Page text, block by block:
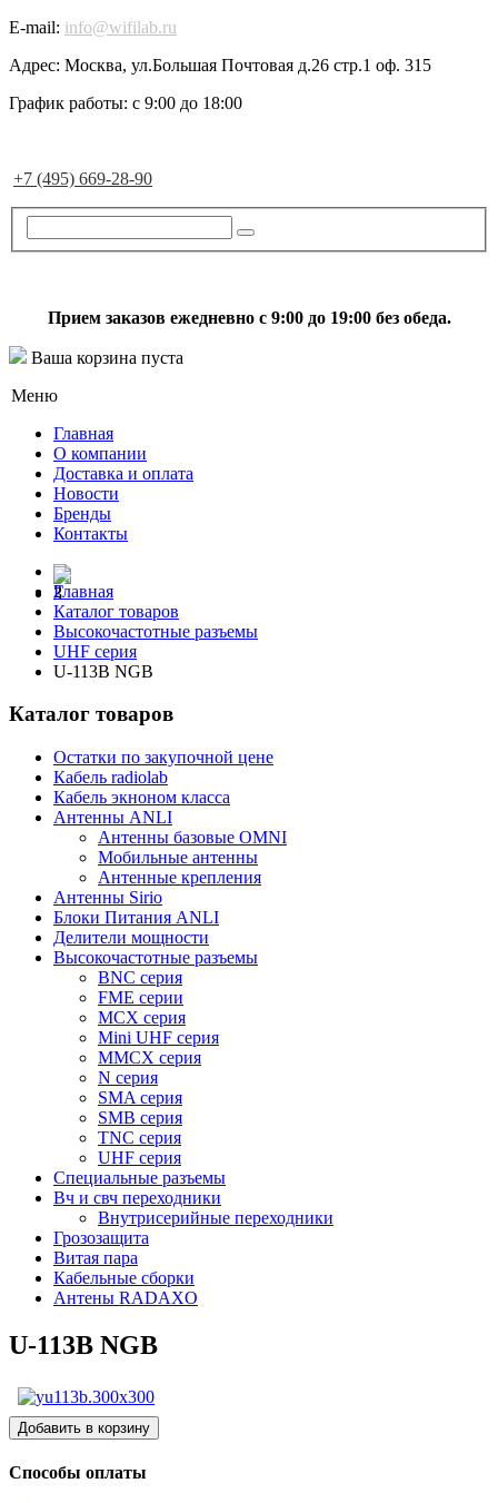
E-mail: info@wifilab.ru
Адрес: Москва, ул.Большая Почтовая д.26 стр.1 оф. 315
График работы: с 9:00 до 18:00
+7 (495) 669-28-90
Прием заказов ежедневно с 9:00 до 19:00 без обеда.
Ваша корзина пуста
Меню
Главная
О компании
Доставка и оплата
Новости
Бренды
Контакты
Главная
Каталог товаров
Высокочастотные разъемы
UHF серия
U-113B NGB
Каталог товаров
Остатки по закупочной цене
Кабель radiolab
Кабель экноном класса
Антенны ANLI
Антенны базовые OMNI
Мобильные антенны
Антенные крепления
Антенны Sirio
Блоки Питания ANLI
Делители мощности
Высокочастотные разъемы
BNC серия
FME серии
MCX серия
Mini UHF серия
MMCX серия
N серия
SMA серия
SMB серия
TNC серия
UHF серия
Специальные разъемы
Вч и свч переходники
Внутрисерийные переходники
Грозозащита
Витая пара
Кабельные сборки
Антены RADAXO
U-113B NGB
Способы оплаты